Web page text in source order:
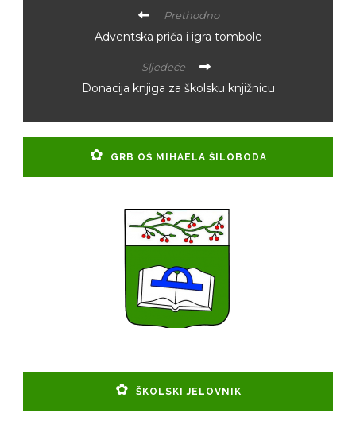
Prethodno
Adventska priča i igra tombole
Sljedeće
Donacija knjiga za školsku knjižnicu
GRB OŠ MIHAELA ŠILOBODA
ŠKOLSKI JELOVNIK